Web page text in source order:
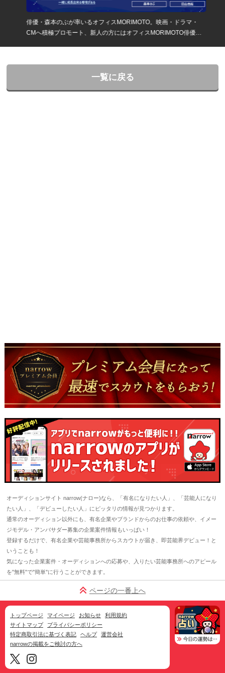
俳優・森本のぶが率いるオフィスMORIMOTO。映画・ドラマ・
CMへ積極プロモート、新人の方にはオフィスMORIMOTO俳優一
一覧に戻る
オーディションサイト narrow(ナロー)なら、「有名になりたい人」、「芸能人になり
たい人」、「デビューしたい人」にピッタリの情報が見つかります。
通常のオーディション以外にも、有名企業やブランドからのお仕事の依頼や、イメー
ジモデル・アンバサダー募集の企業案件情報もいっぱい！
登録するだけで、有名企業や芸能事務所からスカウトが届き、即芸能界デビュー！と
いうことも！
気になった企業案件・オーディションへの応募や、入りたい芸能事務所へのアピール
を"無料"で"簡単"に行うことができます。
ページの一番上へ
トップページ マイページ お知らせ
利用規約
サイトマップ
プライバシーポリシー
特定商取引法に基づく表記
ヘルプ
運営会社
narrowの掲載をご検討の方へ